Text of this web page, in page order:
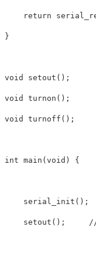
return
}
void setout ();
void turnon ();
void turnoff ();
int main ( void ) {
serial_init ();
setout ();